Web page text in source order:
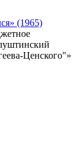
(1965)
Ценского"»